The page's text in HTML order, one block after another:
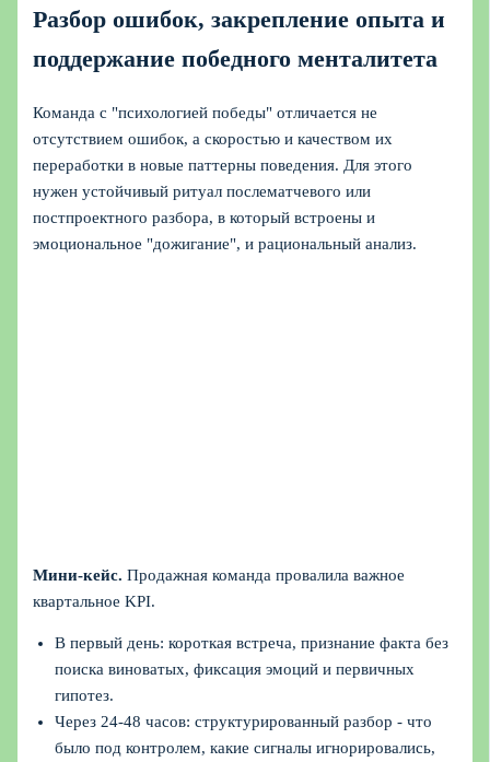
Разбор ошибок, закрепление опыта и
поддержание победного менталитета
Команда с "психологией победы" отличается не
отсутствием ошибок, а скоростью и качеством их
переработки в новые паттерны поведения. Для этого
нужен устойчивый ритуал послематчевого или
постпроектного разбора, в который встроены и
эмоциональное "дожигание", и рациональный анализ.
Мини‑кейс. Продажная команда провалила важное
квартальное KPI.
В первый день: короткая встреча, признание факта без
поиска виноватых, фиксация эмоций и первичных
гипотез.
Через 24-48 часов: структурированный разбор - что
было под контролем, какие сигналы игнорировались,